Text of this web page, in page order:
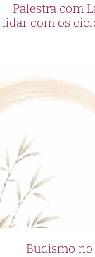
Palestra com
lidar com os
Budismo